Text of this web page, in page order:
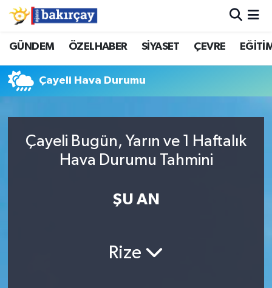
GÜNDEM ÖZELHABER SİYASET ÇEVRE
Çayeli Hava Durumu
Çayeli Bugün, Yarın ve 1 Haftalık
Hava Durumu Tahmini
ŞU AN
Rize
İzmir Nöbetçi Eczaneler
İzmir Hava Durumu
İzmir Trafik Yoğunluk Haritası